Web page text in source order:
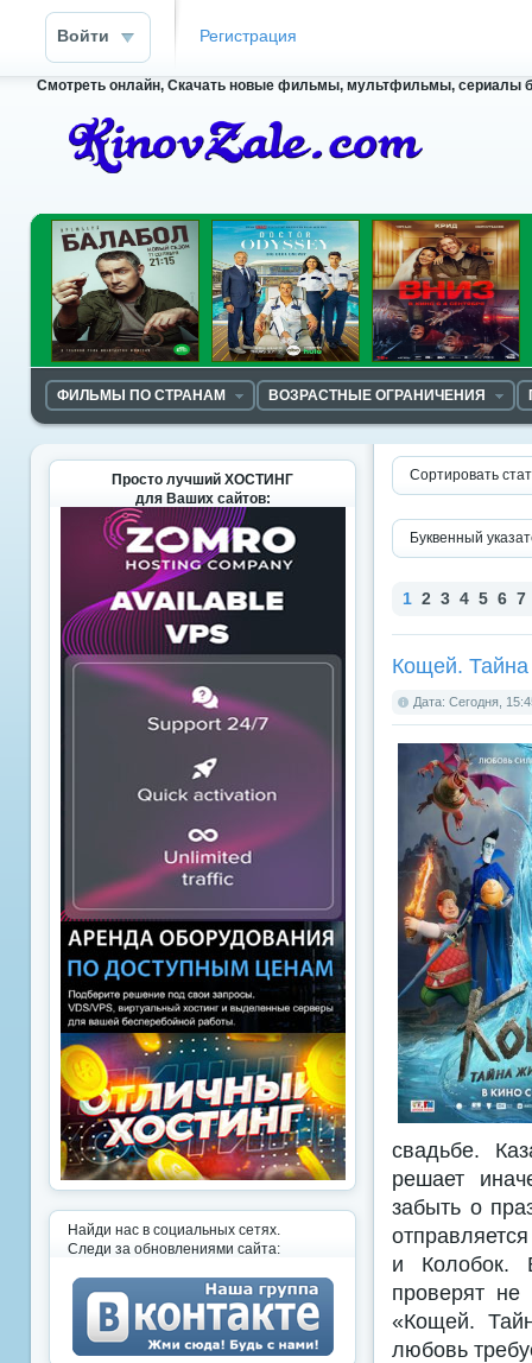
Войти Регистрация
Смотреть онлайн, Скачать новые фильмы, мультфильмы, сериалы
ФИЛЬМЫ ПО СТРАНАМ ВОЗРАСТНЫЕ ОГРАНИЧЕНИЯ
Сортировать
Буквенный
1 2 3 4 5 6 7
Кощей.
Дата: Сегодня,
свадьбе.
решает
забыть о
и Колобок.
проверят не
«Кощей.
любовь
Просто лучший ХОСТИНГ
для Ваших сайтов:
Найди нас в социальных сетях.
Следи за обновлениями сайта: